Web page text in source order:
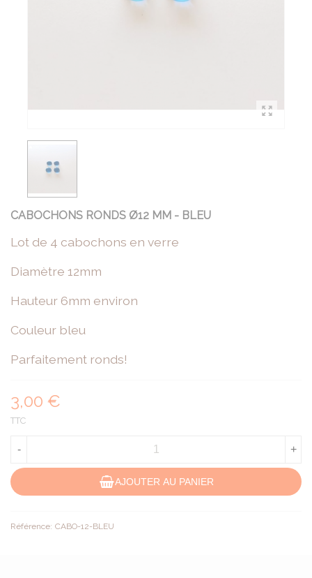
CABOCHONS RONDS Ø12 MM - BLEU
Lot de 4 cabochons en verre
Diamètre 12mm
Hauteur 6mm environ
Couleur bleu
Parfaitement ronds!
3,00 €
TTC
- +
AJOUTER AU PANIER
Référence: CABO-12-BLEU